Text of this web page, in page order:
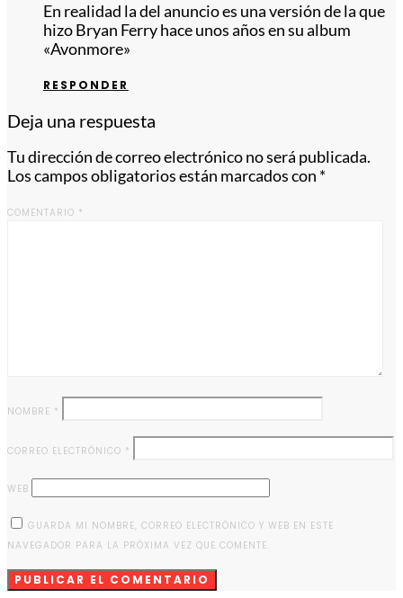
En realidad la del anuncio es una versión de la que
hizo Bryan Ferry hace unos años en su album
«Avonmore»
RESPONDER
Deja una respuesta
Tu dirección de correo electrónico no será publicada.
Los campos obligatorios están marcados con *
COMENTARIO *
NOMBRE *
CORREO ELECTRÓNICO *
WEB
GUARDA MI NOMBRE, CORREO ELECTRÓNICO Y WEB EN ESTE
NAVEGADOR PARA LA PRÓXIMA VEZ QUE COMENTE.